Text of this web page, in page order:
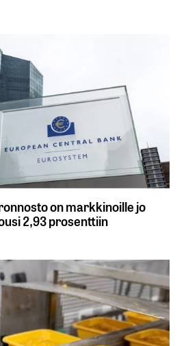
on markkinoille jo
2,93 prosenttiin